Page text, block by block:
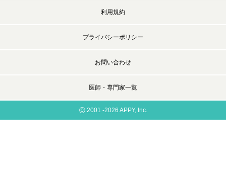
利用規約
プライバシーポリシー
お問い合わせ
医師・専門家一覧
©2001 -2026 APPY, Inc.